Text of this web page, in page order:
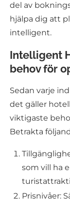
del av
hjälpa dig att
intelligent.
Intelligent
behov för
Sedan varje
det gäller
viktigaste
Betrakta
som vill ha
Prisnivåer: